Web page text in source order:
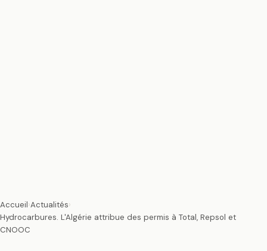
Accueil›Actualités›
Hydrocarbures. L'Algérie attribue des permis à Total, Repsol et
CNOOC